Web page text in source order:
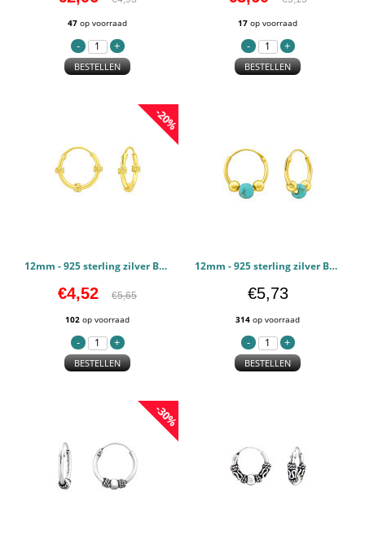
47 op voorraad
BESTELLEN
17 op voorraad
BESTELLEN
-20%
12mm - 925 sterling zilver Bali oorbellen PCJW42047
€4,52 €5,65
102 op voorraad
BESTELLEN
12mm - 925 sterling zilver Bali oorbellen PCJW42045
€5,73
314 op voorraad
BESTELLEN
-30%